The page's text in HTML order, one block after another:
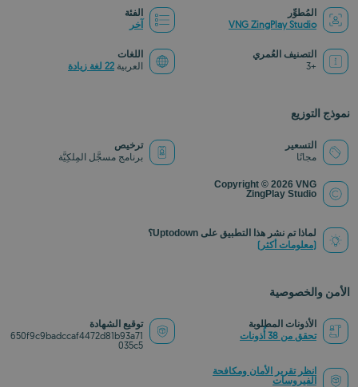
المُطوِّر
VNG ZingPlay Studio
الفئة
آخر
التصنيف العُمري
+3
اللغات
العربية 22 لغة زيادة
نموذج التوزيع
التسعير
مجانًا
ترخيص
برنامج مسجَّل المِلكِيَّة
Copyright © 2026 VNG
ZingPlay Studio
لماذا تم نشر هذا التطبيق على Uptodown؟
(معلومات أكثر)
الأمن والخصوصية
الأذونات المطلوبة
تحقق من 38 أُذونات
توقيع الشهادة
650f9c9badccaf4472d81b93a71
035c5
انظر تقرير الأمان ومكافحة
الفيروسات